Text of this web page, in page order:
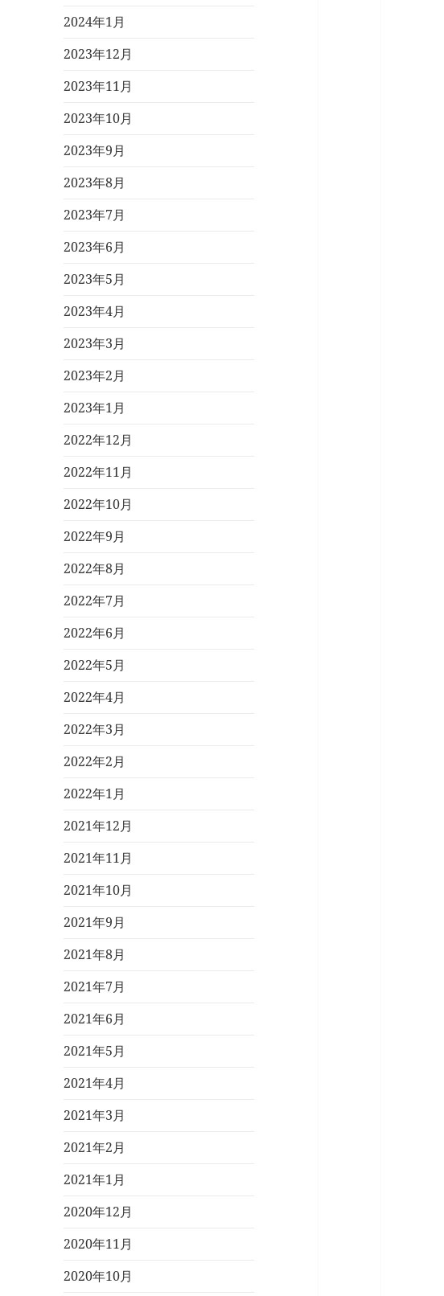
2024年1月
2023年12月
2023年11月
2023年10月
2023年9月
2023年8月
2023年7月
2023年6月
2023年5月
2023年4月
2023年3月
2023年2月
2023年1月
2022年12月
2022年11月
2022年10月
2022年9月
2022年8月
2022年7月
2022年6月
2022年5月
2022年4月
2022年3月
2022年2月
2022年1月
2021年12月
2021年11月
2021年10月
2021年9月
2021年8月
2021年7月
2021年6月
2021年5月
2021年4月
2021年3月
2021年2月
2021年1月
2020年12月
2020年11月
2020年10月